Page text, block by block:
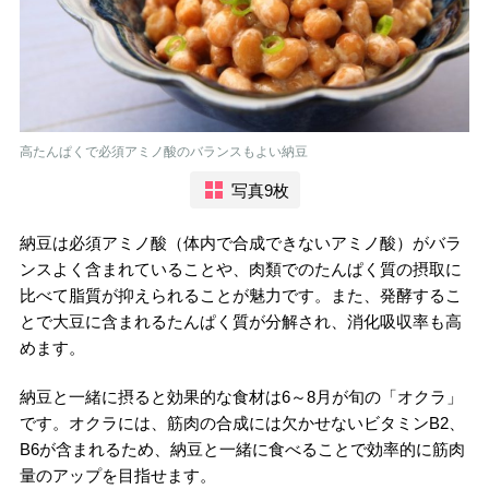
高たんぱくで必須アミノ酸のバランスもよい納豆
写真9枚
納豆は必須アミノ酸（体内で合成できないアミノ酸）がバラ
ンスよく含まれていることや、肉類でのたんぱく質の摂取に
比べて脂質が抑えられることが魅力です。また、発酵するこ
とで大豆に含まれるたんぱく質が分解され、消化吸収率も高
めます。
納豆と一緒に摂ると効果的な食材は6～8月が旬の「オクラ」
です。オクラには、筋肉の合成には欠かせないビタミンB2、
B6が含まれるため、納豆と一緒に食べることで効率的に筋肉
量のアップを目指せます。